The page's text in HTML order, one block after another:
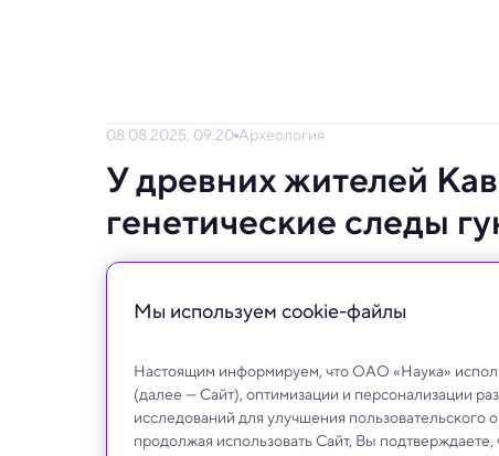
08.08.2025, 09:20 Археология
У древних жителей
генетические следы
Одно из самых ярких открытий —
царства в Восточной Грузии.
Мы используем сookie-файлы
Настоящим информируем, что ОАО «Наука»
(далее — Сайт), оптимизации и персонализации
исследований для улучшения
продолжая использовать Сайт, Вы